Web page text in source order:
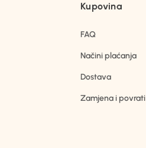
Kupovina
FAQ
Načini plaćanja
Dostava
Zamjena i povrati